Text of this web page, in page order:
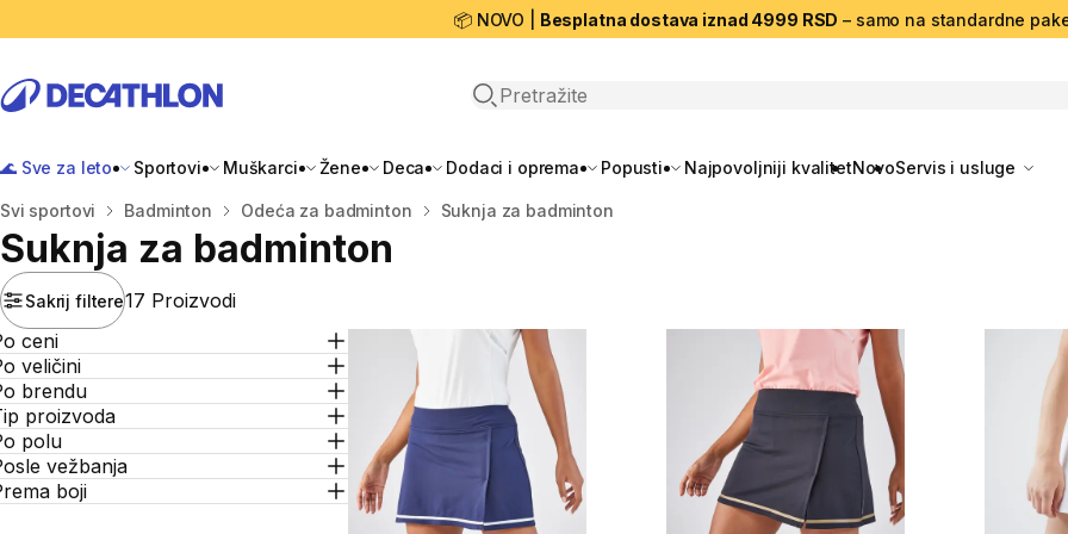
📦 NOVO | Besplatna dostava iznad 4999 RSD – samo na standardne
Open search
🌊 Sve za leto Sportovi Muškarci Žene Deca Dodaci i oprema Popusti Najpovoljniji kvalitetNovoServis i usluge
Početna stranica
Svi sportovi Badminton Odeća za badminton Suknja za badminton
Suknja za badminton
Sakrij filtere17 Proizvodi
ceni
veličini
brendu
proizvoda
polu
vežbanja
boji